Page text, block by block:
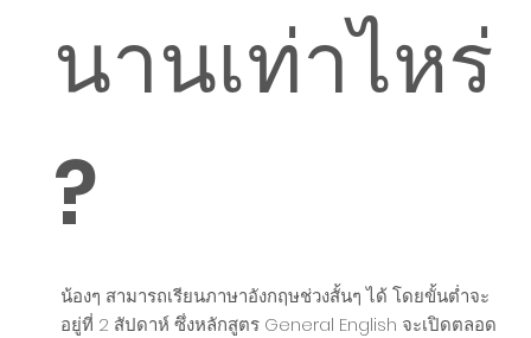
น้องๆ สามารถเรียนภาษาอังกฤษช่วงสั้นๆ ได้ โดยขั้นต่ำจะ
อยู่ที่ 2 สัปดาห์ ซึ่งหลักสูตร General English จะเปิดตลอด
นานเท่าไหร่
?